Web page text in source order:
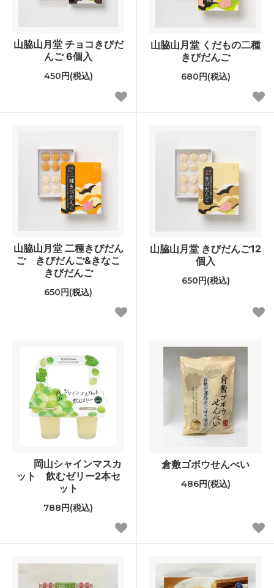
山脇山月堂 チョコきびだ
んご 6個入
450円(税込)
山脇山月堂 くだもの二種
きびだんご
680円(税込)
山脇山月堂 二種きびだん
ご きびだんご&きなこ
きびだんご
650円(税込)
山脇山月堂 きびだんご12
個入
650円(税込)
岡山シャインマスカ
ット 飲むゼリー2本セ
ット
788円(税込)
倉敷ゴボウせんべい
486円(税込)